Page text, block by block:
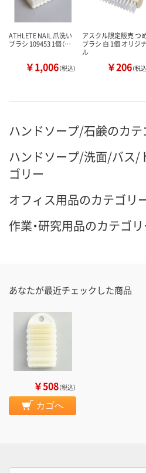
ATHLETE NAIL 爪洗い
ブラシ 109453 1個（…
￥1,006（税込）
アスクル限定販売 つ
ブラシ 白 1個 オリジナ
ル
￥206（税込
ハンドソープ/石鹸のカテ
ハンドソープ/洗面/バス/
ゴリー
オフィス用品のカテゴリ
作業・研究用品のカテゴ
あなたが最近チェックした商品
￥508（税込）
カゴへ